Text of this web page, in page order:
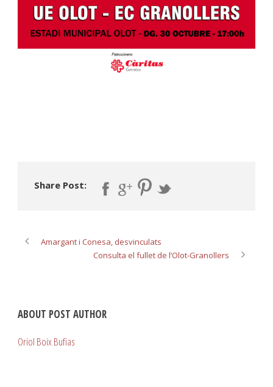
Share Post:
Amargant i Conesa, desvinculats
Consulta el fullet de l’Olot-Granollers
ABOUT POST AUTHOR
Oriol Boix Bufias